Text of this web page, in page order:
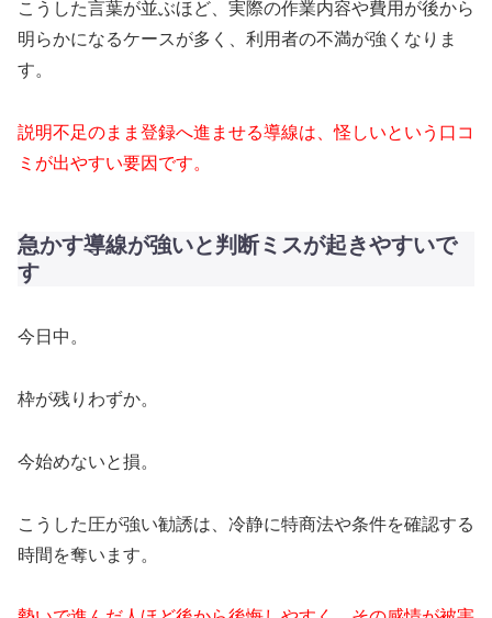
こうした言葉が並ぶほど、実際の作業内容や費用が後から
明らかになるケースが多く、利用者の不満が強くなりま
す。
説明不足のまま登録へ進ませる導線は、怪しいという口コ
ミが出やすい要因です。
急かす導線が強いと判断ミスが起きやすいで
す
今日中。
枠が残りわずか。
今始めないと損。
こうした圧が強い勧誘は、冷静に特商法や条件を確認する
時間を奪います。